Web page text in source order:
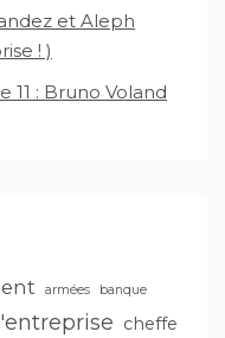
et Aleph
! )
11 : Bruno Voland
armées banque
cheffe